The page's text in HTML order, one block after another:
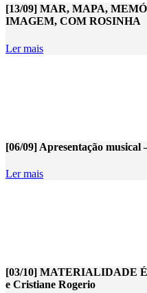
[13/09] MAR, MAPA,
IMAGEM, COM ROSINHA
Ler mais
[06/09] Apresentação musical
Ler mais
[03/10] MATERIALIDADE
e Cristiane Rogerio